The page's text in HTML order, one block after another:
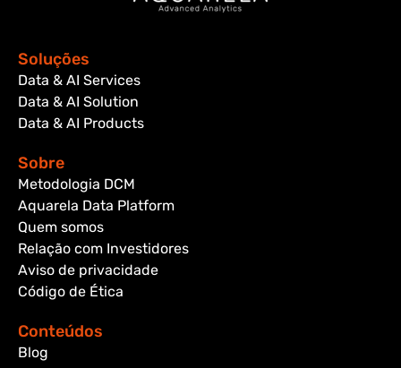
Soluções
Data & AI Services
Data & AI Solution
Data & AI Products
Sobre
Metodologia DCM
Aquarela Data Platform
Quem somos
Relação com Investidores
Aviso de privacidade
Código de Ética
Conteúdos
Blog